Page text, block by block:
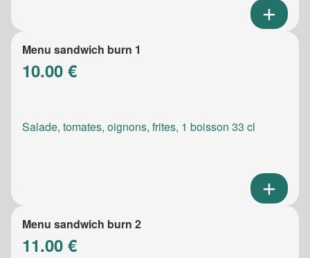
Menu sandwich burn 1
10.00 €
Salade, tomates, oignons, frites, 1 boisson 33 cl
Menu sandwich burn 2
11.00 €